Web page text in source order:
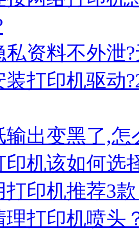
私资料不外泄
装打印机驱动
输出变黑了,怎
印机该如何选
打印机推荐3
理打印机喷头